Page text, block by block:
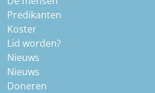
Predikanten
Koster
Lid worden?
Nieuws
Nieuws
Doneren